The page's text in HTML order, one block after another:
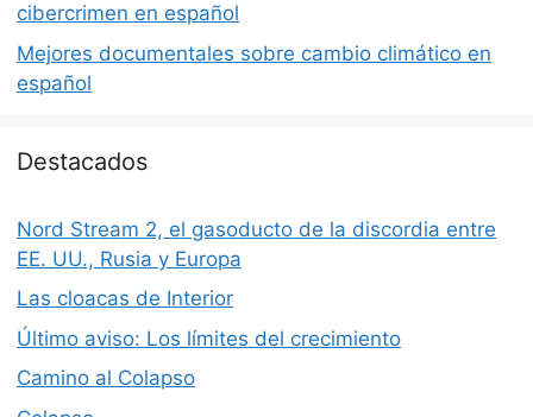
cibercrimen en español
Mejores documentales sobre cambio climático en
español
Destacados
Nord Stream 2, el gasoducto de la discordia entre
EE. UU., Rusia y Europa
Las cloacas de Interior
Último aviso: Los límites del crecimiento
Camino al Colapso